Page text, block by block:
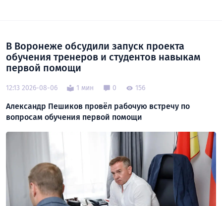
В Воронеже обсудили запуск проекта
обучения тренеров и студентов навыкам
первой помощи
12:13 2026-08-06 1 мин 0 156
Александр Пешиков провёл рабочую встречу по
вопросам обучения первой помощи